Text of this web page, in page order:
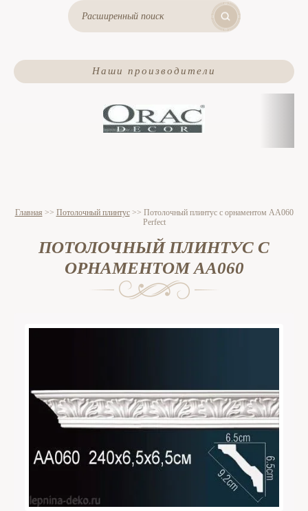
Расширенный поиск
Наши производители
Главная >> Потолочный плинтус>> Потолочный плинтус c орнаментом AA060
Perfect
ПОТОЛОЧНЫЙ ПЛИНТУС С
ОРНАМЕНТОМ AA060